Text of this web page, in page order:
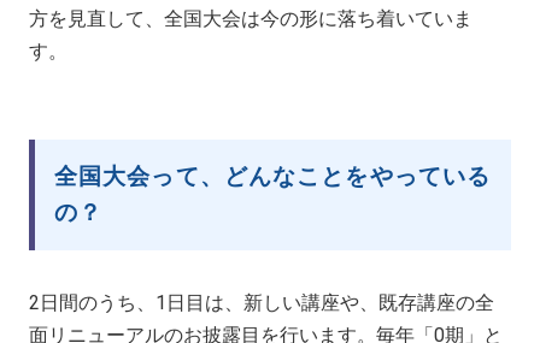
方を見直して、全国大会は今の形に落ち着いていま
す。
全国大会って、どんなことをやっている
の？
2日間のうち、1日目は、新しい講座や、既存講座の全
面リニューアルのお披露目を行います。毎年「0期」と